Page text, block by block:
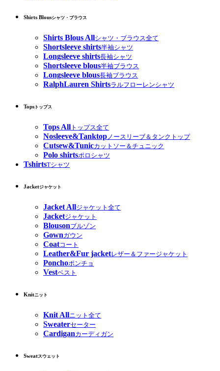
Shirts Blousシャツ・ブラウス
Shirts Blous Allシャツ・ブラウス全て
Shortsleeve shirts半袖シャツ
Longsleeve shirts長袖シャツ
Shortsleeve blous半袖ブラウス
Longsleeve blous長袖ブラウス
RalphLauren Shirtsラルフローレンシャツ
Tops トップス
Tops All トップス全て
Nosleeve&Tanktop ノースリーブ＆タンクトップ
Cutsew&Tunicカットソー＆チュニック
Polo shirtsポロシャツ
TshirtsTシャツ
Jacketジャケット
Jacket Allジャケット全て
Jacketジャケット
Blousonブルゾン
Gownガウン
Coatコート
Leather&Fur jacketレザー＆ファージャケット
Ponchoポンチョ
Vestベスト
Knitニット
Knit Allニット全て
Sweaterセーター
Cardiganカーディガン
Sweatスウェット